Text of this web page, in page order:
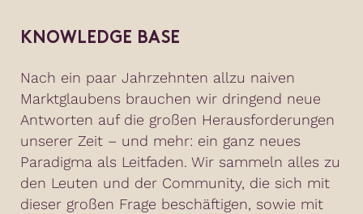
KNOWLEDGE BASE
Nach ein paar Jahrzehnten allzu naiven
Marktglaubens brauchen wir dringend neue
Antworten auf die großen Herausforderungen
unserer Zeit – und mehr: ein ganz neues
Paradigma als Leitfaden. Wir sammeln alles zu
den Leuten und der Community, die sich mit
dieser großen Frage beschäftigen, sowie mit